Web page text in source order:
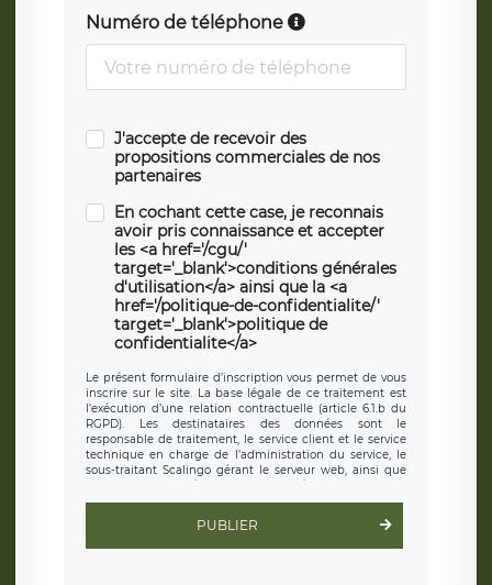
Numéro de téléphone
J'accepte de recevoir des
propositions commerciales de nos
partenaires
En cochant cette case, je reconnais
avoir pris connaissance et accepter
les <a href='/cgu/'
target='_blank'>conditions générales
d'utilisation</a> ainsi que la <a
href='/politique-de-confidentialite/'
target='_blank'>politique de
confidentialite</a>
Le présent formulaire d’inscription vous permet de vous
inscrire sur le site. La base légale de ce traitement est
l’exécution d’une relation contractuelle (article 6.1.b du
RGPD). Les destinataires des données sont le
responsable de traitement, le service client et le service
technique en charge de l’administration du service, le
sous-traitant Scalingo gérant le serveur web, ainsi que
d’inscription est hébergé sur un serveur hébergé par
clauses de
protection conformes au RGPD
. Les données collectées
sont conservées jusqu’à ce que l’Internaute en sollicite la
PUBLIER